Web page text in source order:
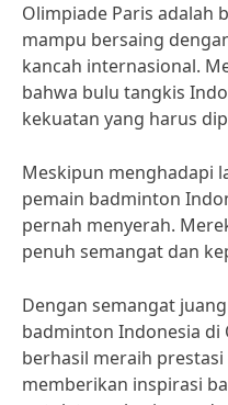
Olimpiade Paris adalah
mampu bersaing
kancah internasional.
bahwa bulu tangkis
kekuatan yang harus
Meskipun menghadapi
pemain badminton
pernah menyerah.
penuh semangat dan
Dengan semangat
badminton Indonesia di
berhasil meraih
memberikan inspirasi